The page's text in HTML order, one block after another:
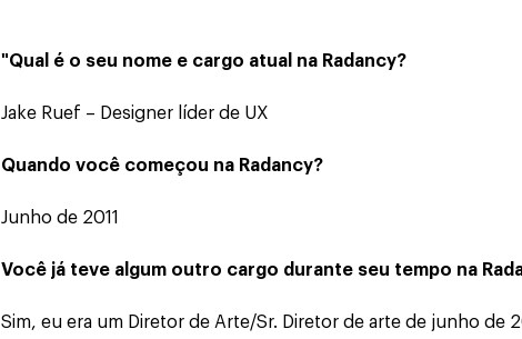
"Qual é o seu nome e cargo atual na Radancy?
Jake Ruef – Designer líder de UX
Quando você começou na Radancy?
Junho de 2011
Você já teve algum outro cargo durante seu tempo na
Sim, eu era um Diretor de Arte/Sr. Diretor de arte de junho de